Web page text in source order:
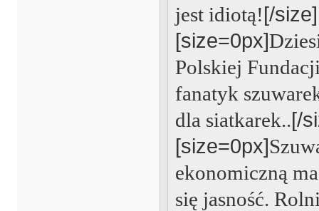
jest idiotą![/size]
[size=0px]
Polskiej
fanatyk
dla siatkarek..[/
[size=0px]
ekonomiczną
się jasność.